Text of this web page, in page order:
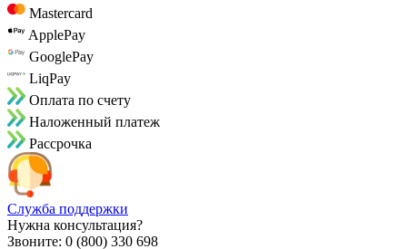
Mastercard
ApplePay
GooglePay
LiqPay
Оплата по счету
Наложенный платеж
Рассрочка
Служба поддержки
Нужна консультация?
Звоните: 0 (800) 330 698